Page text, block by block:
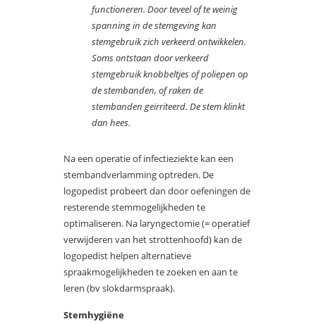
functioneren. Door teveel of te weinig
spanning in de stemgeving kan
stemgebruik zich verkeerd ontwikkelen.
Soms ontstaan door verkeerd
stemgebruik knobbeltjes of poliepen op
de stembanden, of raken de
stembanden geïrriteerd. De stem klinkt
dan hees.
Na een operatie of infectieziekte kan een
stembandverlamming optreden. De
logopedist probeert dan door oefeningen de
resterende stemmogelijkheden te
optimaliseren. Na laryngectomie (= operatief
verwijderen van het strottenhoofd) kan de
logopedist helpen alternatieve
spraakmogelijkheden te zoeken en aan te
leren (bv slokdarmspraak).
Stemhygiëne